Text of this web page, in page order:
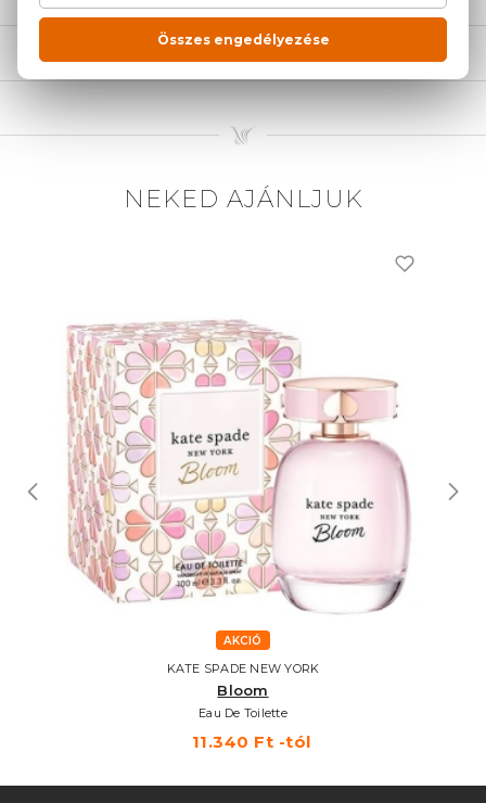
NEKED AJÁNLJUK
AKCIÓ
KATE SPADE NEW YORK
Bloom
Eau De Toilette
11.340 Ft -tól